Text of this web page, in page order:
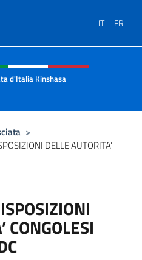
IT FR
social e menù
d'Italia Kinshasa
>
DELLE AUTORITA’
CONGOLESI